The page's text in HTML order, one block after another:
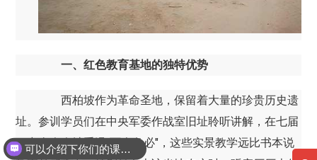
一、红色教育基地的独特优势
西柏坡作为革命圣地，保留着大量的珍贵历史遗
址。参训学员们在中央军委作战室旧址聆听讲解，在七届
二中全会会址重温"两个务必"，这些实景教学远比书本说